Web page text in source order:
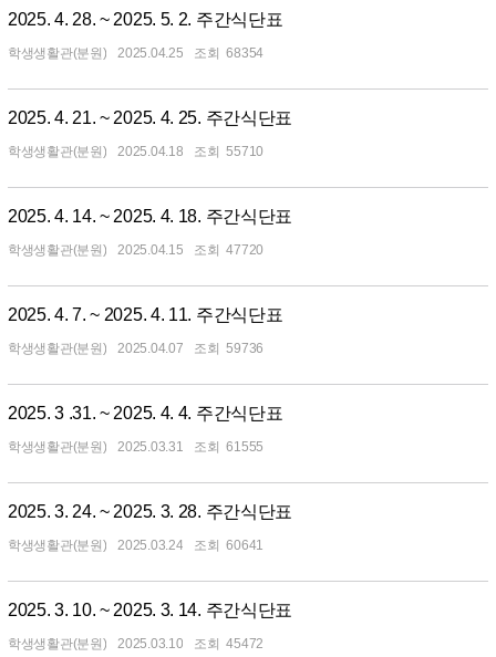
2025. 4. 28. ~ 2025. 5. 2. 주간식단표
학생생활관(분원) 2025.04.25 68354
2025. 4. 21. ~ 2025. 4. 25. 주간식단표
학생생활관(분원) 2025.04.18 55710
2025. 4. 14. ~ 2025. 4. 18. 주간식단표
학생생활관(분원) 2025.04.15 47720
2025. 4. 7. ~ 2025. 4. 11. 주간식단표
학생생활관(분원) 2025.04.07 59736
2025. 3 .31. ~ 2025. 4. 4. 주간식단표
학생생활관(분원) 2025.03.31 61555
2025. 3. 24. ~ 2025. 3. 28. 주간식단표
학생생활관(분원) 2025.03.24 60641
2025. 3. 10. ~ 2025. 3. 14. 주간식단표
학생생활관(분원) 2025.03.10 45472